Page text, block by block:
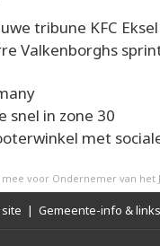
tribune KFC
Valkenborghs
snel in zone 30
met
mee voor Ondernemer van het
| Gemeente-info & links